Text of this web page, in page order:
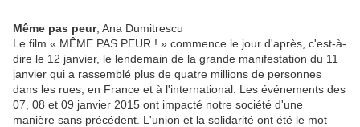
Même pas peur, Ana Dumitrescu
Le film « MÊME PAS PEUR ! » commence le jour d'après, c'est-à-
dire le 12 janvier, le lendemain de la grande manifestation du 11
janvier qui a rassemblé plus de quatre millions de personnes
dans les rues, en France et à l'international. Les événements des
07, 08 et 09 janvier 2015 ont impacté notre société d'une
manière sans précédent. L'union et la solidarité ont été le mot